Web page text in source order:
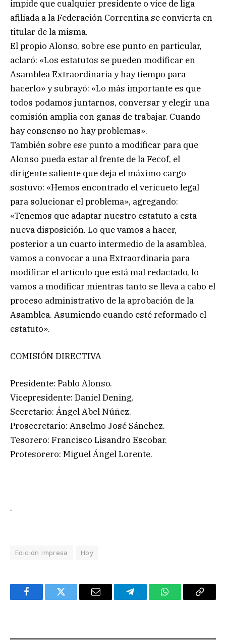
impide que cualquier presidente o vice de liga
afiliada a la Federación Correntina se convierta en
titular de la misma.
El propio Alonso, sobre ese punto en particular,
aclaró: «Los estatutos se pueden modificar en
Asamblea Extraordinaria y hay tiempo para
hacerlo» y subrayó: «Lo más importante es que
todos podamos juntarnos, conversar y elegir una
comisión amplia con ganas de trabajar. Cuando
hay consenso no hay problemas».
También sobre ese punto a modificar para que
Alonso pueda estar al frente de la Fecof, el
dirigente saliente que deja el máximo cargo
sostuvo: «Hemos encontrado el vericueto legal
para solucionar el problema», agregando:
«Tenemos que adaptar nuestro estatuto a esta
nueva disposición. Lo que vamos a hacer,
posterior a un cuarto intermedio de la asamblea,
vamos a convocar a una Extraordinaria para
modificar el artículo que está mal redactado, lo
vamos a modificar mientras tanto se lleva a cabo el
proceso administrativo de la aprobación de la
Asamblea. Asumiendo cuando esté reformado el
estatuto».
COMISIÓN DIRECTIVA
Presidente: Pablo Alonso.
Vicepresidente: Daniel Dening.
Secretario: Ángel Abel Núñez.
Prosecretario: Anselmo José Sánchez.
Tesorero: Francisco Lisandro Escobar.
Protesorero: Miguel Ángel Lorente.
.
Edición Impresa Hoy
FacebookTwitter Email TelegramWhatsAppCopy